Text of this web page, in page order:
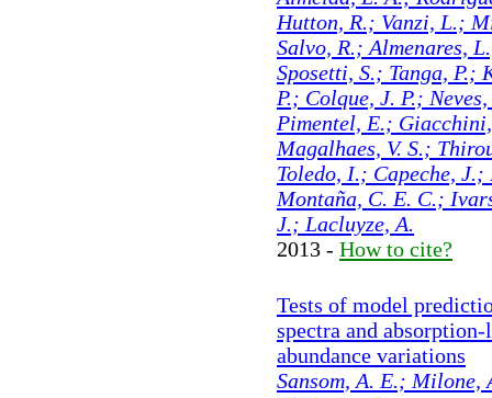
Hutton, R.; Vanzi, L.;
Salvo, R.; Almenares,
Sposetti, S.; Tanga,
P.; Colque, J. P.;
Pimentel, E.;
Magalhaes, V. S.;
Toledo, I.; Capeche,
Montaña, C. E. C.;
J.; Lacluyze, A.
2013 - How to cite?
Tests of model
spectra and
abundance variations
Sansom, A. E.; Milone,